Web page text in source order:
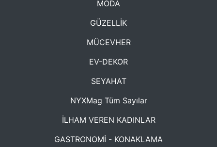
MODA
GÜZELLİK
MÜCEVHER
EV-DEKOR
SEYAHAT
NYXMag Tüm Sayılar
İLHAM VEREN KADINLAR
GASTRONOMİ - KONAKLAMA